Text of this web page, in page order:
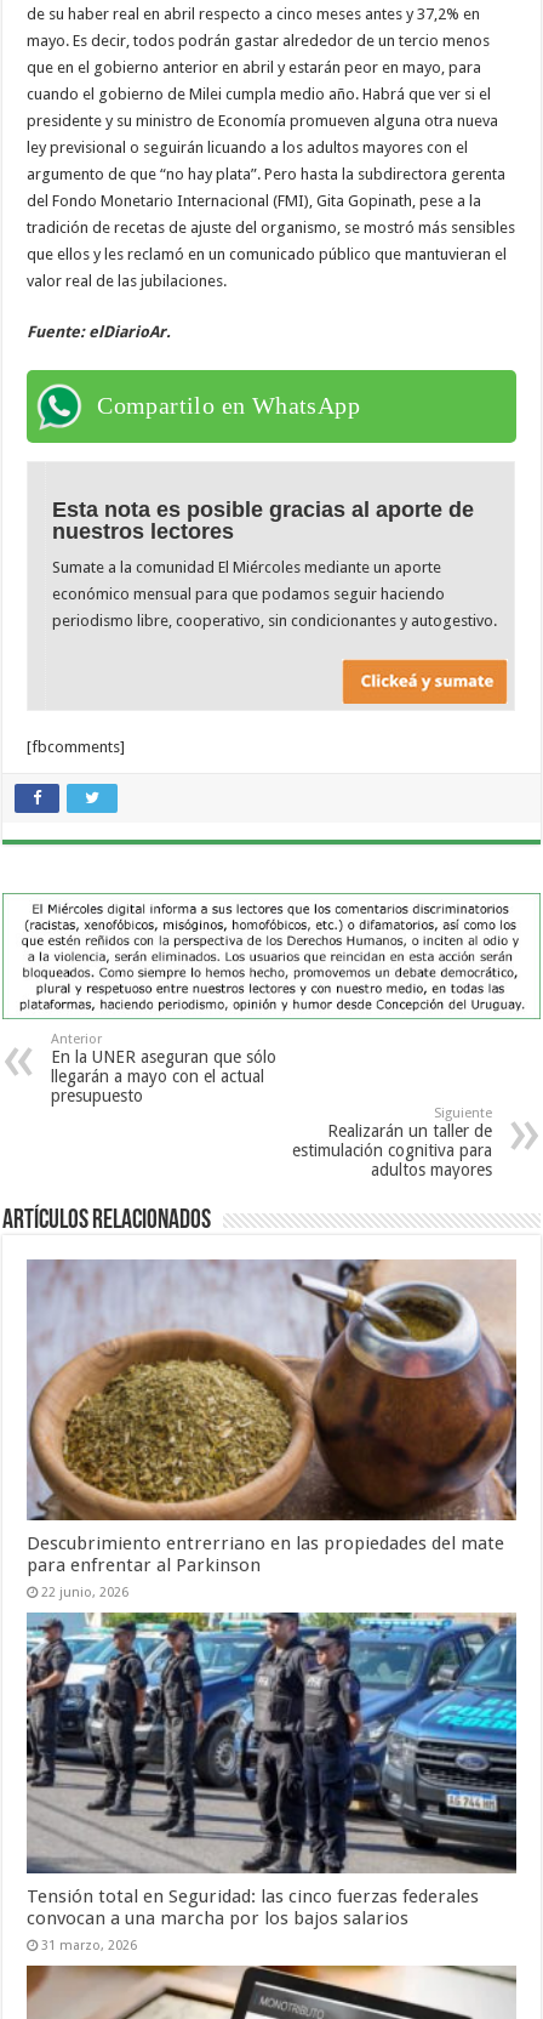
de su haber real en abril respecto a cinco meses antes y 37,2% en
mayo. Es decir, todos podrán gastar alrededor de un tercio menos
que en el gobierno anterior en abril y estarán peor en mayo, para
cuando el gobierno de Milei cumpla medio año. Habrá que ver si el
presidente y su ministro de Economía promueven alguna otra nueva
ley previsional o seguirán licuando a los adultos mayores con el
argumento de que “no hay plata”. Pero hasta la subdirectora gerenta
del Fondo Monetario Internacional (FMI), Gita Gopinath, pese a la
tradición de recetas de ajuste del organismo, se mostró más sensibles
que ellos y les reclamó en un comunicado público que mantuvieran el
valor real de las jubilaciones.
Fuente: elDiarioAr.
Compartilo en WhatsApp
Esta nota es posible gracias al aporte de
nuestros lectores
Sumate a la comunidad El Miércoles mediante un aporte
económico mensual para que podamos seguir haciendo
periodismo libre, cooperativo, sin condicionantes y autogestivo.
[fbcomments]
Anterior
En la UNER aseguran que sólo
llegarán a mayo con el actual
presupuesto
Siguiente
Realizarán un taller de
estimulación cognitiva para
adultos mayores
Artículos Relacionados
Descubrimiento entrerriano en las propiedades del mate
para enfrentar al Parkinson
22 junio, 2026
Tensión total en Seguridad: las cinco fuerzas federales
convocan a una marcha por los bajos salarios
31 marzo, 2026